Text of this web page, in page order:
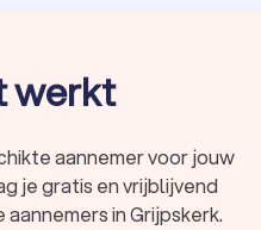
werkt
aannemer voor jouw
je gratis en vrijblijvend
in Grijpskerk.